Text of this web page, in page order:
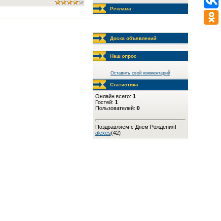
Реклама
Доска объявлений
Наш опрос
Оставить свой комментарий
Статистика
Онлайн всего: 1
Гостей: 1
Пользователей: 0
Поздравляем с Днем Рождения!
alexes(42)